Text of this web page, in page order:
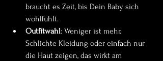
braucht es Zeit, bis Dein Baby sich
wohlfühlt.
Outfitwahl: Weniger ist mehr.
Schlichte Kleidung oder einfach nur
die Haut zeigen, das wirkt am